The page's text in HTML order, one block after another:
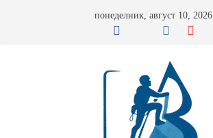
понеделник, август 10, 2026